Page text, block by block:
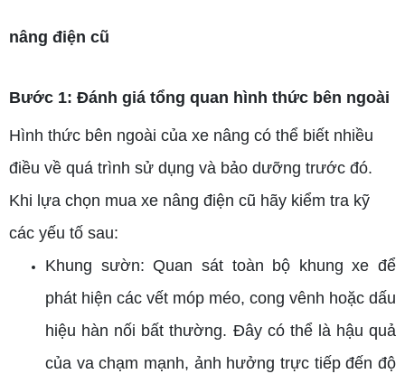
nâng điện cũ
Bước 1: Đánh giá tổng quan hình thức bên ngoài
Hình thức bên ngoài của xe nâng có thể biết nhiều
điều về quá trình sử dụng và bảo dưỡng trước đó.
Khi lựa chọn mua xe nâng điện cũ hãy kiểm tra kỹ
các yếu tố sau:
Khung sườn: Quan sát toàn bộ khung xe để
phát hiện các vết móp méo, cong vênh hoặc dấu
hiệu hàn nối bất thường. Đây có thể là hậu quả
của va chạm mạnh, ảnh hưởng trực tiếp đến độ